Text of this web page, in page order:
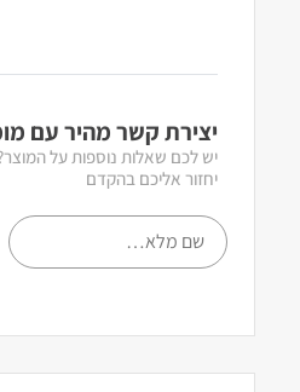
יצירת קשר מהיר עם
יש לכם שאלות נוספות על המוצר?
יחזור אליכם בהקדם